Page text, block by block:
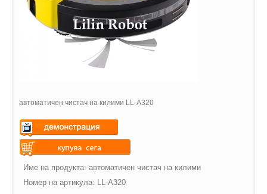
автоматичен чистач на килими LL-A320
Warning
$vii_demo_video_text in
/web/m.liectroux-
global.com/includes/templates/theme100/templates/
Warning
$vii_buy_now_text in
Име на продукта: автоматичен чистач на килими
Номер на артикула: LL-A320